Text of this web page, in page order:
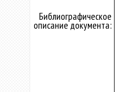
Библиографическое
описание документа: